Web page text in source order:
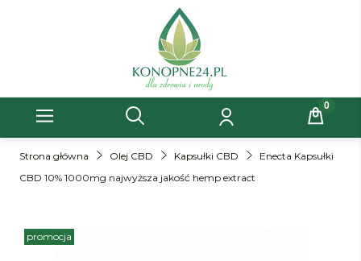
Strona główna Olej CBD Kapsułki CBD
Enecta Kapsułki
CBD 10% 1000mg najwyższa jakość hemp extract
promocja